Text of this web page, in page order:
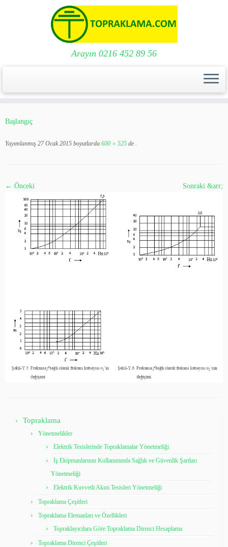
to
Arayın 0216 452 89 56
Başlangıç
Yayımlanmış 27 Ocak 2015 boyutlarda 600 × 525 de .
← Önceki Sonraki &arr;
Topraklama
Yönetmelikler
Elektrik Tesislerinde Topraklamalar Yönetmeliği
İş Ekipmanlarının Kullanımında Sağlık ve Güvenlik Şartları
Yönetmeliği
Elektrik Kuvvetli Akım Tesisleri Yönetmeliği
Topraklama Çeşitleri
Topraklama Elemanları ve Özellikleri
Topraklayıcılara Göre Topraklama Direnci Hesaplama
Topraklama Direnci Çeşitleri